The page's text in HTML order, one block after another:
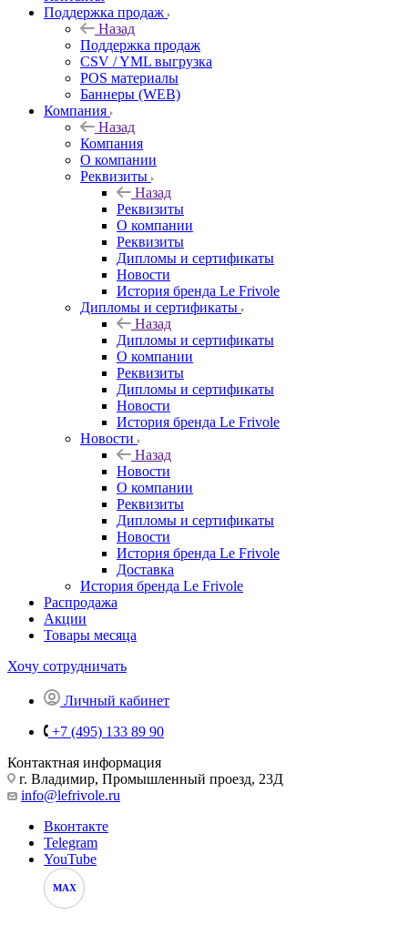
Поддержка продаж
Назад
Поддержка продаж
CSV / YML выгрузка
POS материалы
Баннеры (WEB)
Компания
Назад
Компания
О компании
Реквизиты
Назад
Реквизиты
О компании
Реквизиты
Дипломы и сертификаты
Новости
История бренда Le Frivole
Дипломы и сертификаты
Назад
Дипломы и сертификаты
О компании
Реквизиты
Дипломы и сертификаты
Новости
История бренда Le Frivole
Новости
Назад
Новости
О компании
Реквизиты
Дипломы и сертификаты
Новости
История бренда Le Frivole
Доставка
История бренда Le Frivole
Распродажа
Акции
Товары месяца
Хочу сотрудничать
Личный кабинет
+7 (495) 133 89 90
Контактная информация
г. Владимир, Промышленный проезд, 23Д
info@lefrivole.ru
Вконтакте
Telegram
YouTube
MAX